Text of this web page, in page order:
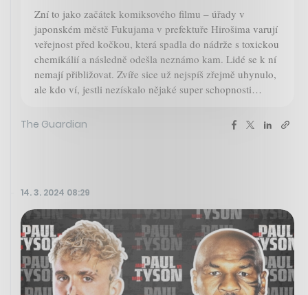
Zní to jako začátek komiksového filmu – úřady v
japonském městě Fukujama v prefektuře Hirošima varují
veřejnost před kočkou, která spadla do nádrže s toxickou
chemikálií a následně odešla neznámo kam. Lidé se k ní
nemají přibližovat. Zvíře sice už nejspíš zřejmě uhynulo,
ale kdo ví, jestli nezískalo nějaké super schopnosti…
The Guardian
14. 3. 2024 08:29